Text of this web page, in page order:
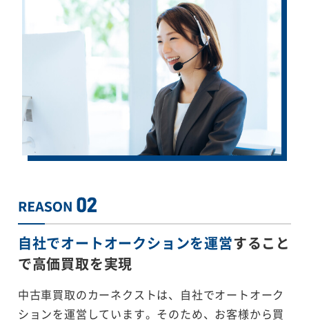
自社でオートオークションを運営すること
で高価買取を実現
中古車買取のカーネクストは、自社でオートオーク
ションを運営しています。そのため、お客様から買